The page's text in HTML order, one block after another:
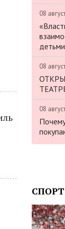
08
08
08
СПОРТ